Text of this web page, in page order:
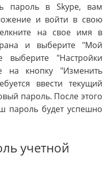
пароль в Skype, вам
и войти в свою
на свое имя в
и выберите "Мой
"Настройки
на кнопку "Изменить
ввести текущий
пароль. После этого
пароль будет успешно
учетной